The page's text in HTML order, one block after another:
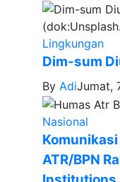
Lingkungan
Dim-sum
By AdiJumat,
Nasional
ATR/BPN